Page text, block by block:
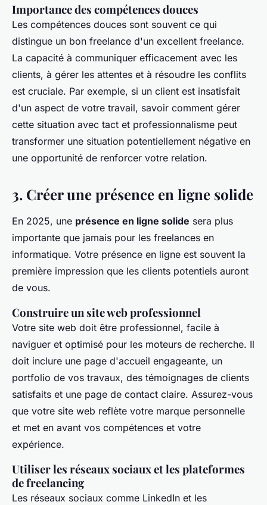
Importance des compétences douces
Les compétences douces sont souvent ce qui
distingue un bon freelance d'un excellent freelance.
La capacité à communiquer efficacement avec les
clients, à gérer les attentes et à résoudre les conflits
est cruciale. Par exemple, si un client est insatisfait
d'un aspect de votre travail, savoir comment gérer
cette situation avec tact et professionnalisme peut
transformer une situation potentiellement négative en
une opportunité de renforcer votre relation.
3. Créer une présence en ligne solide
En 2025, une présence en ligne solide sera plus
importante que jamais pour les freelances en
informatique. Votre présence en ligne est souvent la
première impression que les clients potentiels auront
de vous.
Construire un site web professionnel
Votre site web doit être professionnel, facile à
naviguer et optimisé pour les moteurs de recherche. Il
doit inclure une page d'accueil engageante, un
portfolio de vos travaux, des témoignages de clients
satisfaits et une page de contact claire. Assurez-vous
que votre site web reflète votre marque personnelle
et met en avant vos compétences et votre
expérience.
Utiliser les réseaux sociaux et les plateformes
de freelancing
Les réseaux sociaux comme LinkedIn et les